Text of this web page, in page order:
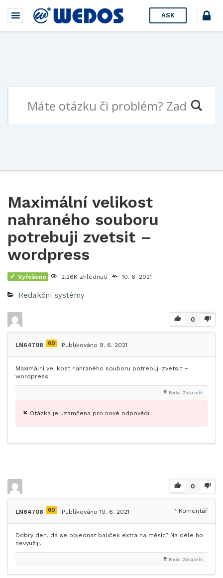
ASK
Maximální velikost
nahraného souboru
potrebuji zvetsit –
wordpress
Vyřešeno 2.26K zhlédnutí 10. 6. 2021
Redakční systémy
0
LN64708 60 Publikováno 9. 6. 2021
Maximální velikost nahraného souboru potrebuji zvetsit –
wordpress
Role: Zákazník
Otázka je uzamčena pro nové odpovědi.
0
LN64708 60 Publikováno 10. 6. 2021 1 Komentář
Dobrý den, dá se objednat baliček extra na měsíc? Na déle ho
nevyužiji.
Role: Zákazník